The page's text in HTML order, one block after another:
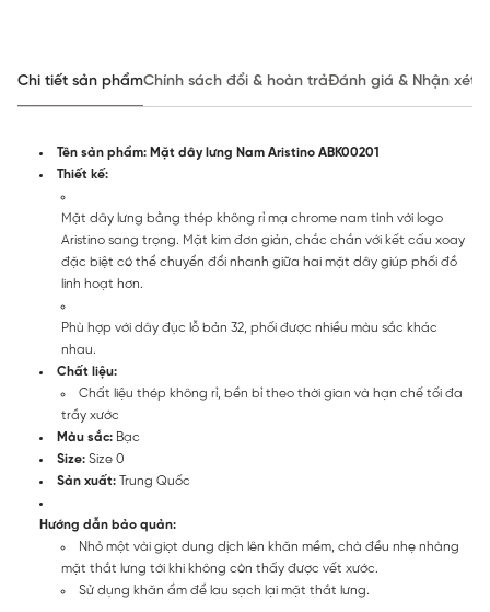
Chi tiết sản phẩmChính sách đổi & hoàn trảĐánh giá & Nhận xét
Tên sản phẩm: Mặt dây lưng Nam Aristino ABK00201
Thiết kế:
Mặt dây lưng bằng thép không rỉ mạ chrome nam tính với logo
Aristino sang trọng. Mặt kim đơn giản, chắc chắn với kết cấu xoay
đặc biệt có thể chuyển đổi nhanh giữa hai mặt dây giúp phối đồ
linh hoạt hơn.
Phù hợp với dây đục lỗ bản 32, phối được nhiều màu sắc khác
nhau.
Chất liệu:
Chất liệu thép không rỉ, bền bỉ theo thời gian và hạn chế tối đa
trầy xước
Màu sắc: Bạc
Size: Size 0
Sản xuất: Trung Quốc
Hướng dẫn bảo quản:
Nhỏ một vài giọt dung dịch lên khăn mềm, chà đều nhẹ nhàng
mặt thắt lưng tới khi không còn thấy được vết xước.
Sử dụng khăn ẩm để lau sạch lại mặt thắt lưng.